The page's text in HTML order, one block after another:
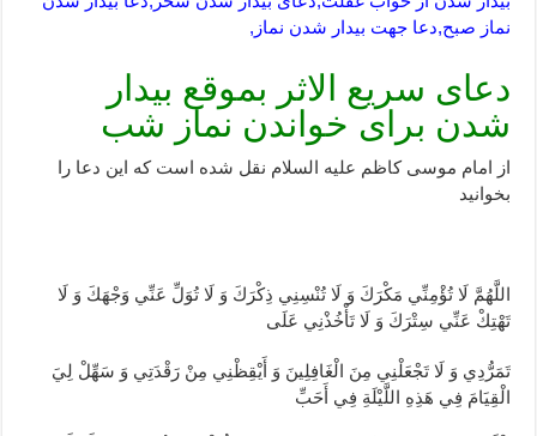
نماز صبح,دعا جهت بیدار شدن نماز,
دعای سریع الاثر بموقع بیدار
شدن برای خواندن نماز شب
از امام موسی کاظم علیه السلام نقل شده است که این دعا را
بخوانید
اللَّهُمَّ لَا تُؤْمِنِّي مَكْرَكَ وَ لَا تُنْسِنِي ذِكْرَكَ وَ لَا تُوَلِّ عَنِّي وَجْهَكَ وَ لَا
تَهْتِكْ عَنِّي سِتْرَكَ وَ لَا تَأْخُذْنِي عَلَى
تَمَرُّدِي وَ لَا تَجْعَلْنِي مِنَ الْغَافِلِينَ وَ أَيْقِظْنِي مِنْ رَقْدَتِي وَ سَهِّلْ لِيَ
الْقِيَامَ فِي هَذِهِ اللَّيْلَةِ فِي أَحَبِّ